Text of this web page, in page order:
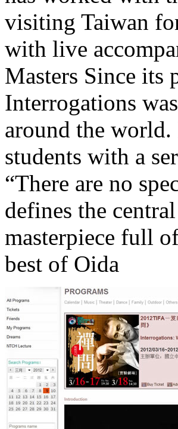
visiting Taiwan
with live
Masters Since its
Interrogations
around the world.
students with a
“There are no
defines the
masterpiece full
best of Oida